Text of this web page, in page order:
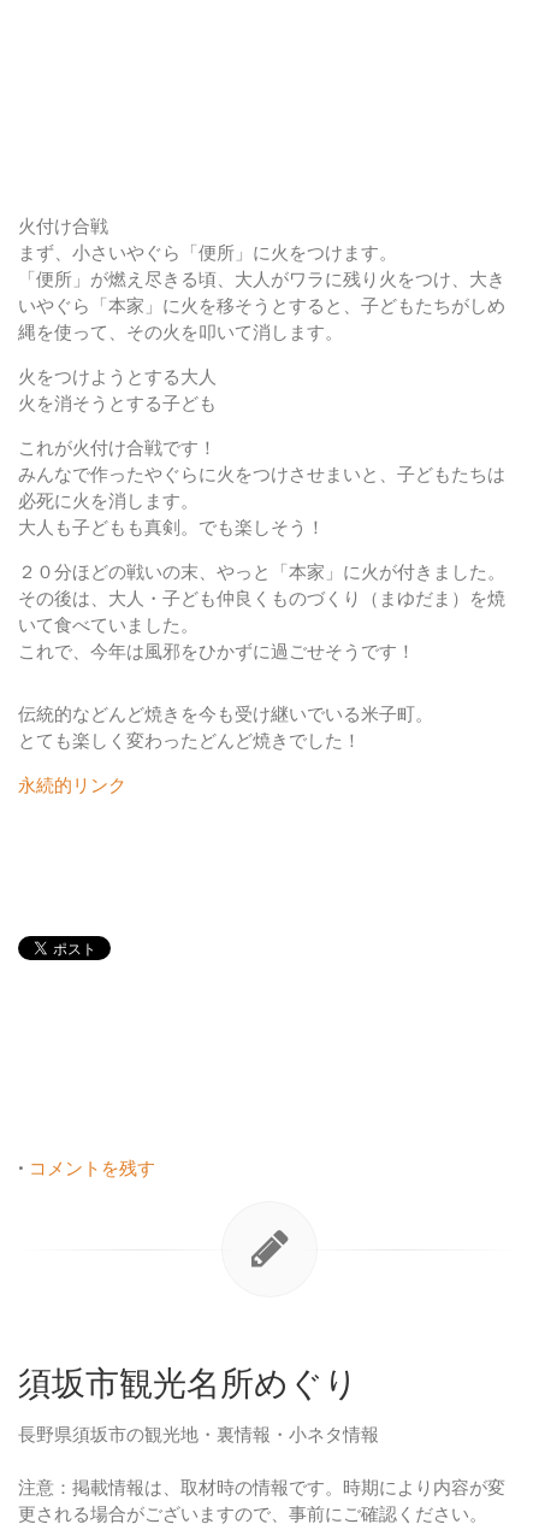
火付け合戦
まず、小さいやぐら「便所」に火をつけます。
「便所」が燃え尽きる頃、大人がワラに残り火をつけ、大き
いやぐら「本家」に火を移そうとすると、子どもたちがしめ
縄を使って、その火を叩いて消します。
火をつけようとする大人
火を消そうとする子ども
これが火付け合戦です！
みんなで作ったやぐらに火をつけさせまいと、子どもたちは
必死に火を消します。
大人も子どもも真剣。でも楽しそう！
２０分ほどの戦いの末、やっと「本家」に火が付きました。
その後は、大人・子ども仲良くものづくり（まゆだま）を焼
いて食べていました。
これで、今年は風邪をひかずに過ごせそうです！
伝統的などんど焼きを今も受け継いでいる米子町。
とても楽しく変わったどんど焼きでした！
永続的リンク
• コメントを残す
須坂市観光名所めぐり
長野県須坂市の観光地・裏情報・小ネタ情報
注意：掲載情報は、取材時の情報です。時期により内容が変
更される場合がございますので、事前にご確認ください。